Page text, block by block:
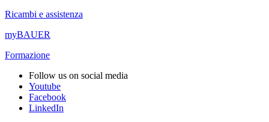
Ricambi e assistenza
myBAUER
Formazione
Follow us on social media
Youtube
Facebook
LinkedIn